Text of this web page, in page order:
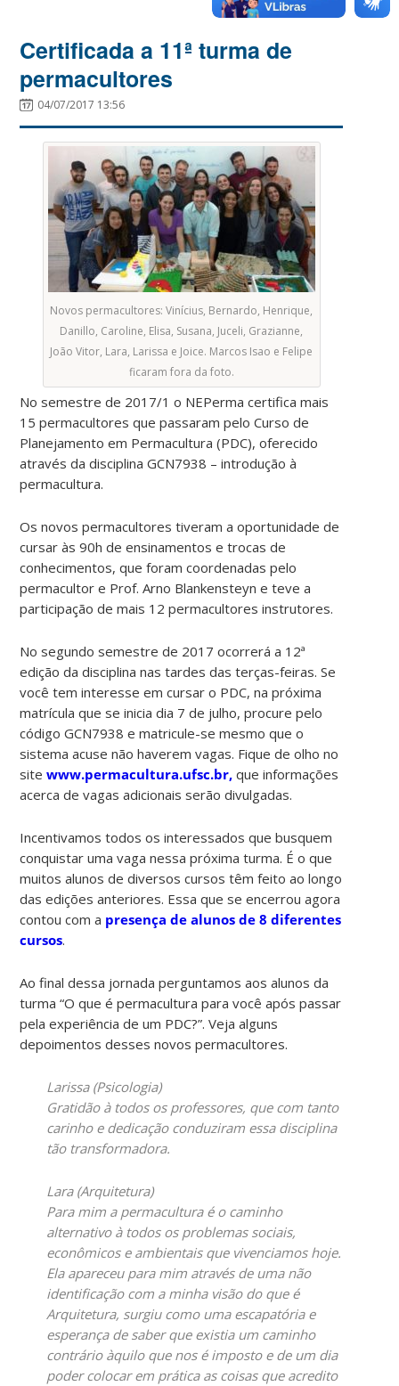
Certificada a 11ª turma de
permacultores
04/07/2017 13:56
Novos permacultores: Vinícius, Bernardo, Henrique,
Danillo, Caroline, Elisa, Susana, Juceli, Grazianne,
João Vitor, Lara, Larissa e Joice. Marcos Isao e Felipe
ficaram fora da foto.
No semestre de 2017/1 o NEPerma certifica mais
15 permacultores que passaram pelo Curso de
Planejamento em Permacultura (PDC), oferecido
através da disciplina GCN7938 – introdução à
permacultura.
Os novos permacultores tiveram a oportunidade de
cursar às 90h de ensinamentos e trocas de
conhecimentos, que foram coordenadas pelo
permacultor e Prof. Arno Blankensteyn e teve a
participação de mais 12 permacultores instrutores.
No segundo semestre de 2017 ocorrerá a 12ª
edição da disciplina nas tardes das terças-feiras. Se
você tem interesse em cursar o PDC, na próxima
matrícula que se inicia dia 7 de julho, procure pelo
código GCN7938 e matricule-se mesmo que o
sistema acuse não haverem vagas. Fique de olho no
sitewww.permacultura.ufsc.br, que informações
acerca de vagas adicionais serão divulgadas.
Incentivamos todos os interessados que busquem
conquistar uma vaga nessa próxima turma. É o que
muitos alunos de diversos cursos têm feito ao longo
das edições anteriores. Essa que se encerrou agora
contou com a presença de alunos de 8 diferentes
cursos.
Ao final dessa jornada perguntamos aos alunos da
turma “O que é permacultura para você após passar
pela experiência de um PDC?”. Veja alguns
depoimentos desses novos permacultores.
Larissa (Psicologia)
Gratidão à todos os professores, que com tanto
carinho e dedicação conduziram essa disciplina
tão transformadora.
Lara (Arquitetura)
Para mim a permacultura é o caminho
alternativo à todos os problemas sociais,
econômicos e ambientais que vivenciamos hoje.
Ela apareceu para mim através de uma não
identificação com a minha visão do que é
Arquitetura, surgiu como uma escapatória e
esperança de saber que existia um caminho
contrário àquilo que nos é imposto e de um dia
poder colocar em prática as coisas que acredito